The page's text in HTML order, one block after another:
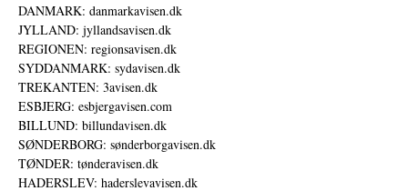
DANMARK: danmarkavisen.dk
JYLLAND: jyllandsavisen.dk
REGIONEN: regionsavisen.dk
SYDDANMARK: sydavisen.dk
TREKANTEN: 3avisen.dk
ESBJERG: esbjergavisen.com
BILLUND: billundavisen.dk
SØNDERBORG: sønderborgavisen.dk
TØNDER: tønderavisen.dk
HADERSLEV: haderslevavisen.dk